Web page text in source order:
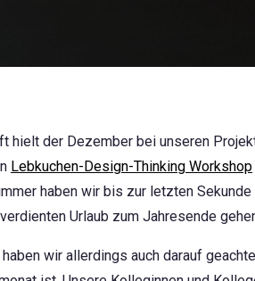
hielt der Dezember bei unseren
Lebkuchen-Design-Thinking Workshop
haben wir bis zur letzten
Urlaub zum Jahresende
haben wir allerdings auch darauf